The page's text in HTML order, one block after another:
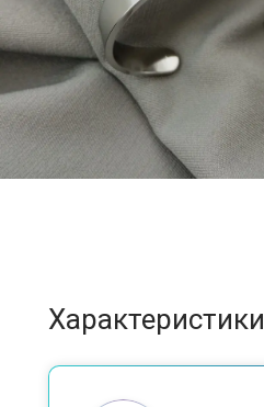
Характеристики